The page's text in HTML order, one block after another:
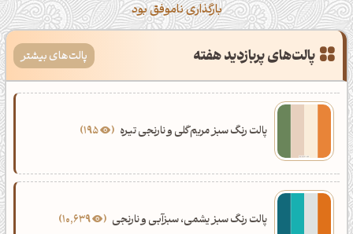
بارگذاری ناموفق بود
پالت‌های پربازدید هفته پالت‌های بیشتر
پالت رنگ سبز مریم‌گلی و نارنجی تیره 195
پالت رنگ سبز یشمی، سبزآبی و نارنجی 10,639